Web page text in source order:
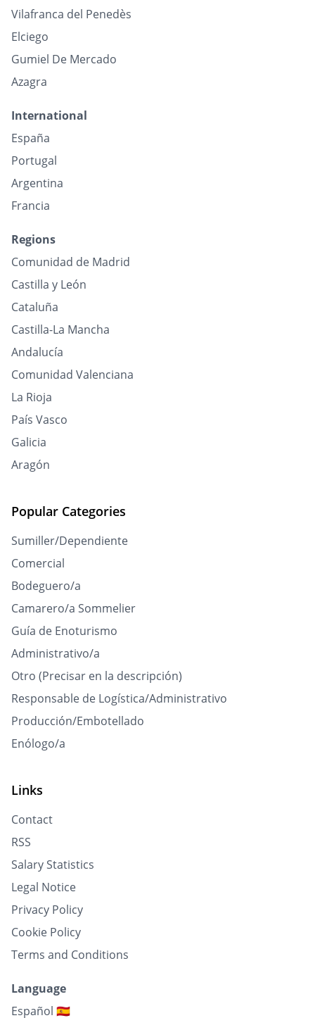
Vilafranca del Penedès
Elciego
Gumiel De Mercado
Azagra
International
España
Portugal
Argentina
Francia
Regions
Comunidad de Madrid
Castilla y León
Cataluña
Castilla-La Mancha
Andalucía
Comunidad Valenciana
La Rioja
País Vasco
Galicia
Aragón
Popular Categories
Sumiller/Dependiente
Comercial
Bodeguero/a
Camarero/a Sommelier
Guía de Enoturismo
Administrativo/a
Otro (Precisar en la descripción)
Responsable de Logística/Administrativo
Producción/Embotellado
Enólogo/a
Links
Contact
RSS
Salary Statistics
Legal Notice
Privacy Policy
Cookie Policy
Terms and Conditions
Language
Español 🇪🇸